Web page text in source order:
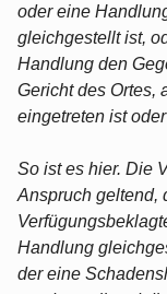
oder eine
gleichgestellt ist,
Handlung den
Gericht des Ortes,
eingetreten ist
So ist es hier. Die
Anspruch geltend,
Handlung
der eine